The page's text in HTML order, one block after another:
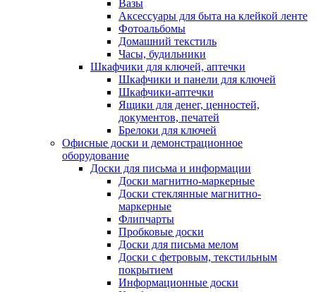
Вазы
Аксессуары для быта на клейкой ленте
Фотоальбомы
Домашний текстиль
Часы, будильники
Шкафчики для ключей, аптечки
Шкафчики и панели для ключей
Шкафчики-аптечки
Ящики для денег, ценностей,
документов, печатей
Брелоки для ключей
Офисные доски и демонстрационное
оборудование
Доски для письма и информации
Доски магнитно-маркерные
Доски стеклянные магнитно-
маркерные
Флипчарты
Пробковые доски
Доски для письма мелом
Доски с фетровым, текстильным
покрытием
Информационные доски